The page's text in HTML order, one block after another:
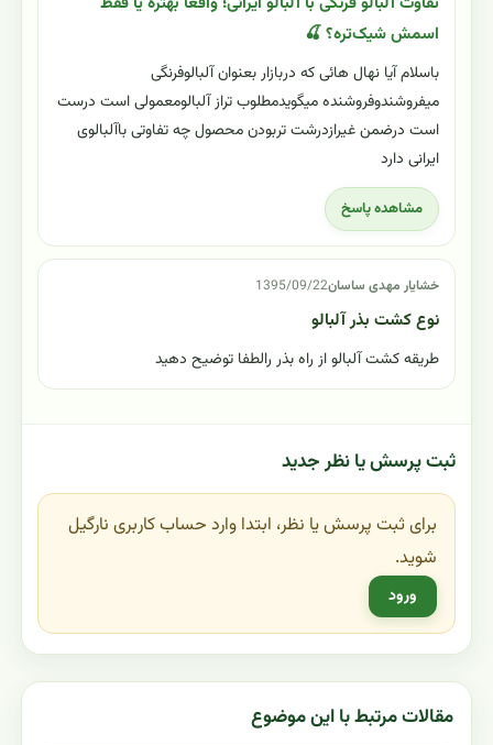
اسمش شیک‌تره؟ 🍒
باسلام آیا نهال هائی که دربازار بعنوان آلبالوفرنگی
میفروشندوفروشنده میگویدمطلوب تراز آلبالومعمولی است درست
است درضمن غیرازدرشت تربودن محصول چه تفاوتی باآلبالوی
ایرانی دارد
مشاهده پاسخ
خشایار مهدی ساسان1395/09/22
نوع کشت بذر آلبالو
طریقه کشت آلبالو از راه بذر رالطفا توضیح دهید
ثبت پرسش یا نظر جدید
برای ثبت پرسش یا نظر، ابتدا وارد حساب کاربری نارگیل
شوید.
ورود
مقالات مرتبط با این موضوع